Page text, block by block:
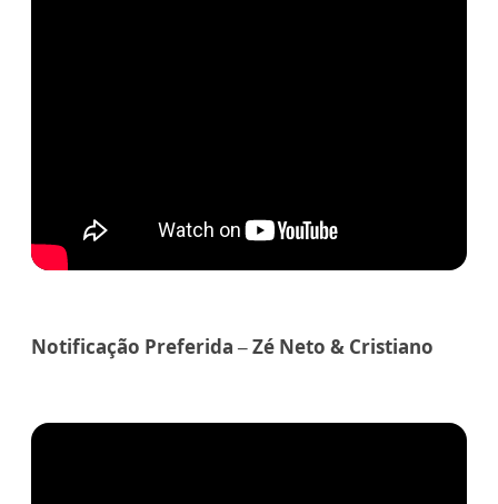
Notificação Preferida – Zé Neto & Cristiano